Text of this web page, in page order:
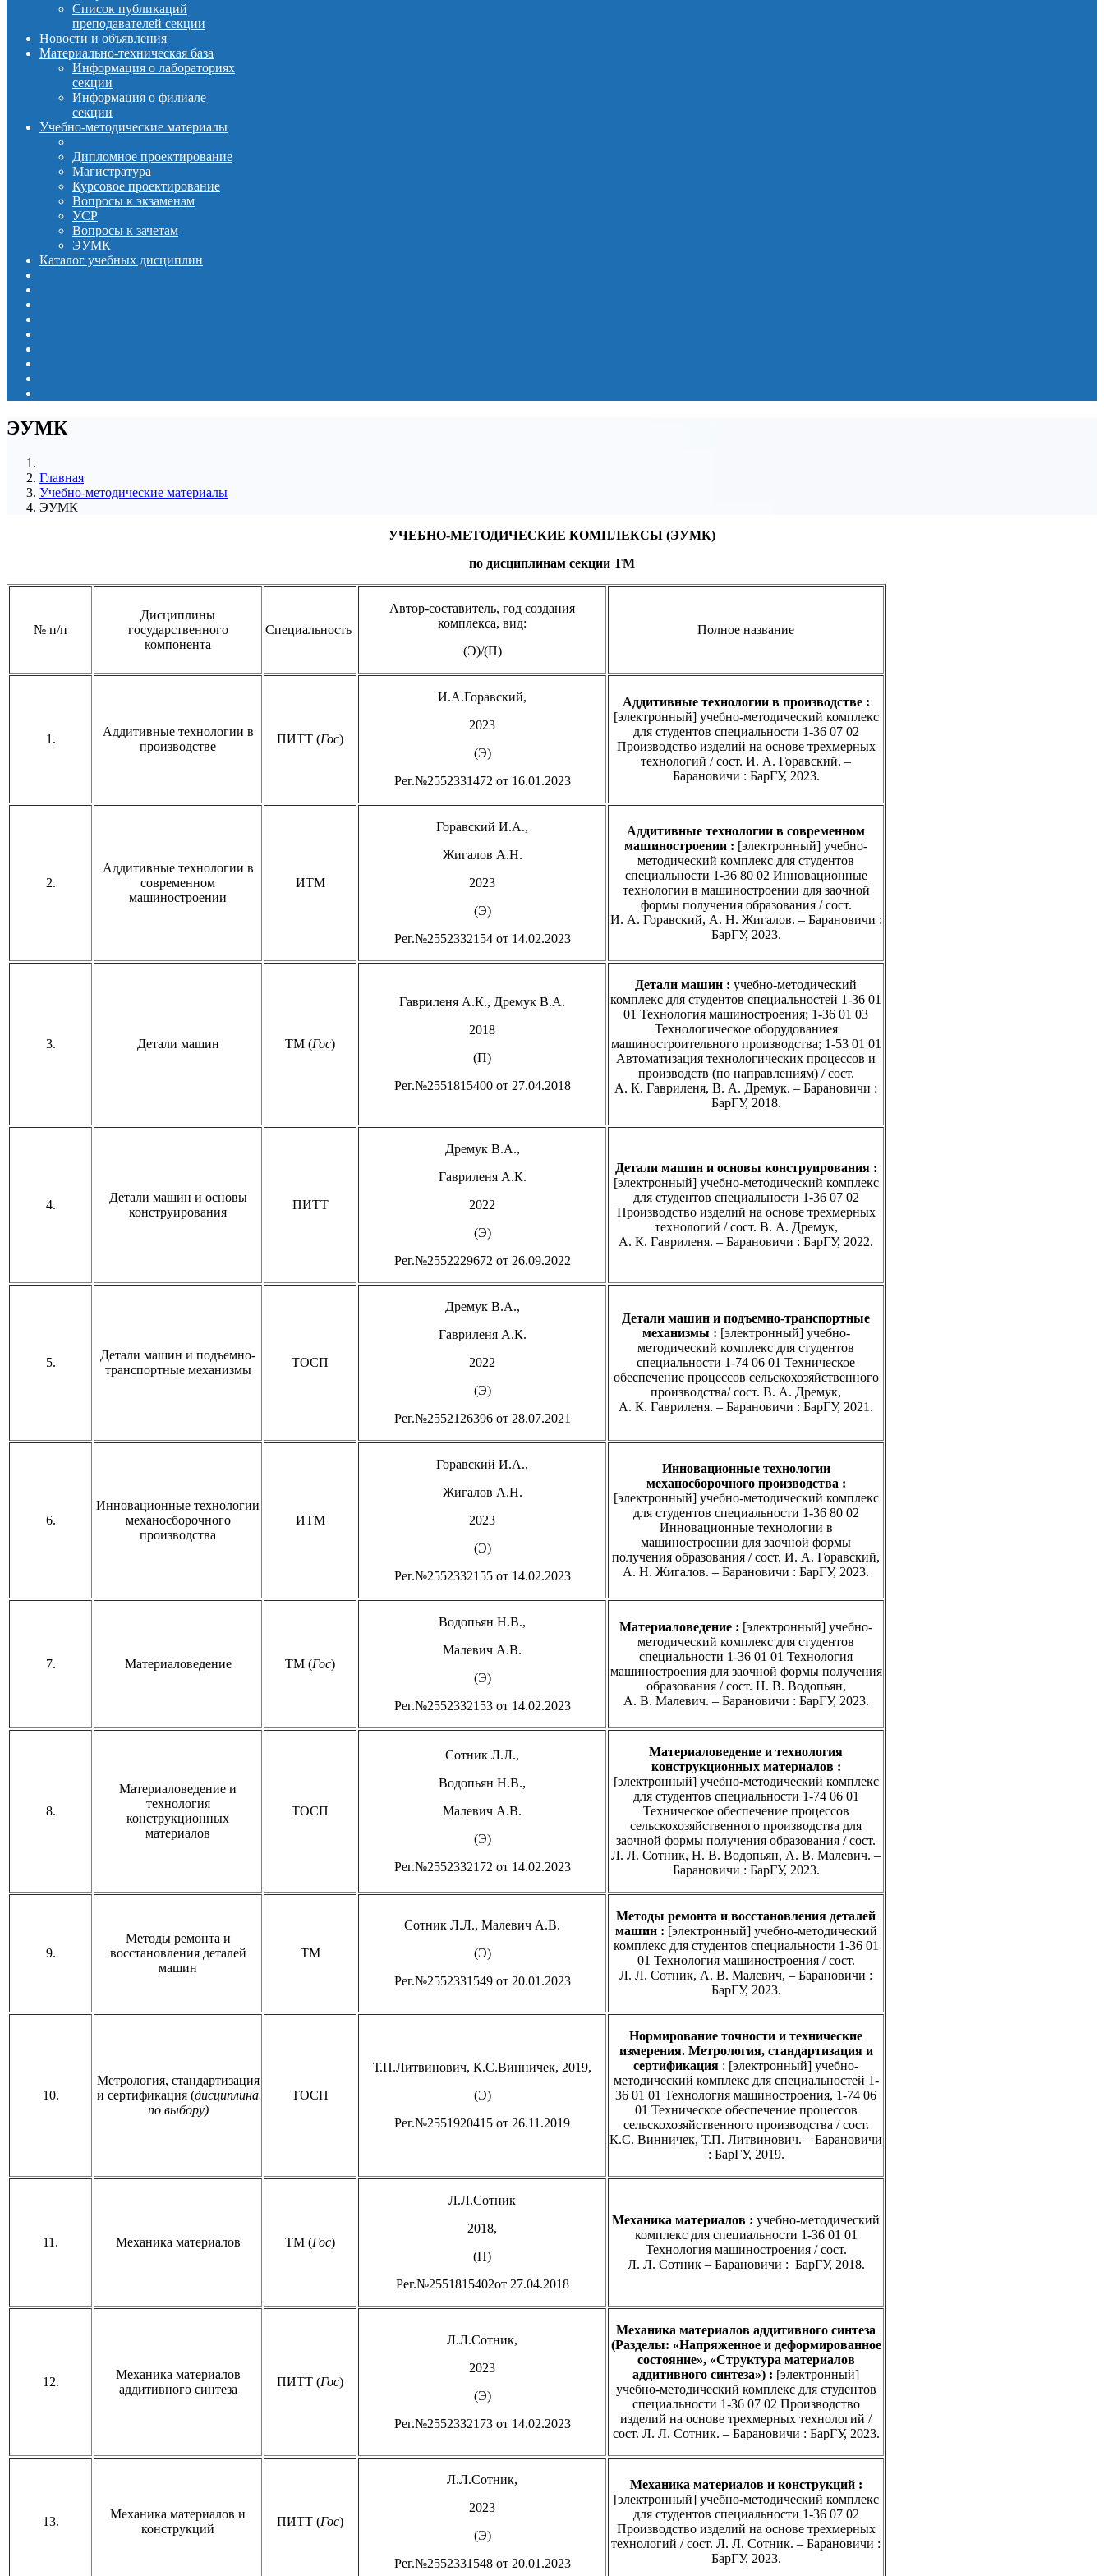
Список публикаций
преподавателей секции
Новости и объявления
Материально-техническая база
Информация о лабораториях
секции
Информация о филиале
секции
Учебно-методические материалы
Дипломное проектирование
Магистратура
Курсовое проектирование
Вопросы к экзаменам
УСР
Вопросы к зачетам
ЭУМК
Каталог учебных дисциплин
ЭУМК
Главная
Учебно-методические материалы
ЭУМК
УЧЕБНО-МЕТОДИЧЕСКИЕ КОМПЛЕКСЫ (ЭУМК)
по дисциплинам секции ТМ
№ п/п
Дисциплины
государственного
компонента
Специальность
Автор-составитель, год создания
комплекса, вид:
(Э)/(П)
Полное название
1.
Аддитивные технологии в
производстве
ПИТТ (Гос)
И.А.Горавский,
2023
(Э)
Рег.№2552331472 от 16.01.2023
Аддитивные технологии в производстве:
[электронный] учебно-методический комплекс
для студентов специальности 1-36 07 02
Производство изделий на основе трехмерных
технологий / сост. И. А. Горавский. –
Барановичи : БарГУ, 2023.
2.
Аддитивные технологии в
современном
машиностроении
ИТМ
Горавский И.А.,
Жигалов А.Н.
2023
(Э)
Рег.№2552332154 от 14.02.2023
Аддитивные технологии в современном
машиностроении : [электронный] учебно-
методический комплекс для студентов
специальности 1-36 80 02 Инновационные
технологии в машиностроении для заочной
формы получения образования / сост.
И. А. Горавский, А. Н. Жигалов. – Барановичи :
БарГУ, 2023.
3. Детали машин ТМ (Гос)
Гавриленя А.К., Дремук В.А.
2018
(П)
Рег.№2551815400 от 27.04.2018
Детали машин : учебно-методический
комплекс для студентов специальностей 1-36 01
01 Технология машиностроения; 1-36 01 03
Технологическое оборудованиея
машиностроительного производства; 1-53 01 01
Автоматизация технологических процессов и
производств (по направлениям) / сост.
А. К. Гавриленя, В. А. Дремук. – Барановичи :
БарГУ, 2018.
4.
Детали машин и основы
конструирования
ПИТТ
Дремук В.А.,
Гавриленя А.К.
2022
(Э)
Рег.№2552229672 от 26.09.2022
Детали машин и основы конструирования:
[электронный] учебно-методический комплекс
для студентов специальности 1-36 07 02
Производство изделий на основе трехмерных
технологий / сост. В. А. Дремук,
А. К. Гавриленя. – Барановичи : БарГУ, 2022.
5.
Детали машин и подъемно-
транспортные механизмы
ТОСП
Дремук В.А.,
Гавриленя А.К.
2022
(Э)
Рег.№2552126396 от 28.07.2021
Детали машин и подъемно-транспортные
механизмы : [электронный] учебно-
методический комплекс для студентов
специальности 1-74 06 01 Техническое
обеспечение процессов сельскохозяйственного
производства/ сост. В. А. Дремук,
А. К. Гавриленя. – Барановичи : БарГУ, 2021.
6.
Инновационные технологии
механосборочного
производства
ИТМ
Горавский И.А.,
Жигалов А.Н.
2023
(Э)
Рег.№2552332155 от 14.02.2023
Инновационные технологии
механосборочного производства :
[электронный] учебно-методический комплекс
для студентов специальности 1-36 80 02
Инновационные технологии в
машиностроении для заочной формы
получения образования / сост. И. А. Горавский,
А. Н. Жигалов. – Барановичи : БарГУ, 2023.
7. Материаловедение ТМ (Гос)
Водопьян Н.В.,
Малевич А.В.
(Э)
Рег.№2552332153 от 14.02.2023
Материаловедение : [электронный] учебно-
методический комплекс для студентов
специальности 1-36 01 01 Технология
машиностроения для заочной формы получения
образования / сост. Н. В. Водопьян,
А. В. Малевич. – Барановичи : БарГУ, 2023.
8.
Материаловедение и
технология
конструкционных
материалов
ТОСП
Сотник Л.Л.,
Водопьян Н.В.,
Малевич А.В.
(Э)
Рег.№2552332172 от 14.02.2023
Материаловедение и технология
конструкционных материалов:
[электронный] учебно-методический комплекс
для студентов специальности 1-74 06 01
Техническое обеспечение процессов
сельскохозяйственного производства для
заочной формы получения образования / сост.
Л. Л. Сотник, Н. В. Водопьян, А. В. Малевич. –
Барановичи : БарГУ, 2023.
9.
Методы ремонта и
восстановления деталей
машин
ТМ
Сотник Л.Л., Малевич А.В.
(Э)
Рег.№2552331549 от 20.01.2023
Методы ремонта и восстановления деталей
машин: [электронный] учебно-методический
комплекс для студентов специальности 1-36 01
01 Технология машиностроения / сост.
Л. Л. Сотник, А. В. Малевич, – Барановичи :
БарГУ, 2023.
10.
Метрология, стандартизация
и сертификация (дисциплина
по выбору)
ТОСП
Т.П.Литвинович, К.С.Винничек, 2019,
(Э)
Рег.№2551920415 от 26.11.2019
Нормирование точности и технические
измерения. Метрология, стандартизация и
сертификация : [электронный] учебно-
методический комплекс для специальностей 1-
36 01 01 Технология машиностроения, 1-74 06
01 Техническое обеспечение процессов
сельскохозяйственного производства / сост.
К.С. Винничек, Т.П. Литвинович. – Барановичи
: БарГУ, 2019.
11. Механика материалов ТМ (Гос)
Л.Л.Сотник
2018,
(П)
Рег.№2551815402от 27.04.2018
Механика материалов : учебно-методический
комплекс для специальности 1-36 01 01
Технология машиностроения / сост.
Л. Л. Сотник – Барановичи : БарГУ, 2018.
12.
Механика материалов
аддитивного синтеза
ПИТТ (Гос)
Л.Л.Сотник,
2023
(Э)
Рег.№2552332173 от 14.02.2023
Механика материалов аддитивного синтеза
(Разделы: «Напряженное и деформированное
состояние», «Структура материалов
аддитивного синтеза») : [электронный]
учебно-методический комплекс для студентов
специальности 1-36 07 02 Производство
изделий на основе трехмерных технологий /
сост. Л. Л. Сотник. – Барановичи : БарГУ, 2023.
13.
Механика материалов и
конструкций
ПИТТ (Гос)
Л.Л.Сотник,
2023
(Э)
Рег.№2552331548 от 20.01.2023
Механика материалов и конструкций :
[электронный] учебно-методический комплекс
для студентов специальности 1-36 07 02
Производство изделий на основе трехмерных
технологий / сост. Л. Л. Сотник. – Барановичи :
БарГУ, 2023.